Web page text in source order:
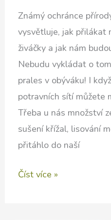
Známý ochránce
vysvětluje, jak přilákat
živáčky a jak nám
Nebudu vykládat o
prales v obýváku! I
potravních sítí můžete
Třeba u nás množství
sušení křížal, lisování
přitáhlo do naší
Divočina
Číst více »